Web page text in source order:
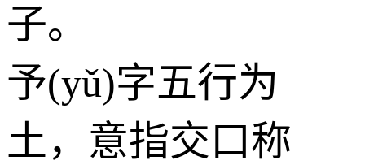
子。
予(yǔ)字五行为
土，意指交口称